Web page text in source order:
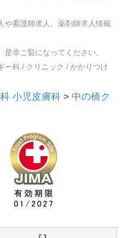
や看護師求人、薬剤師求人情報
非ご覧になってください。
ー科 / クリニック / かかりつけ
小児皮膚科 > 中の橋ク